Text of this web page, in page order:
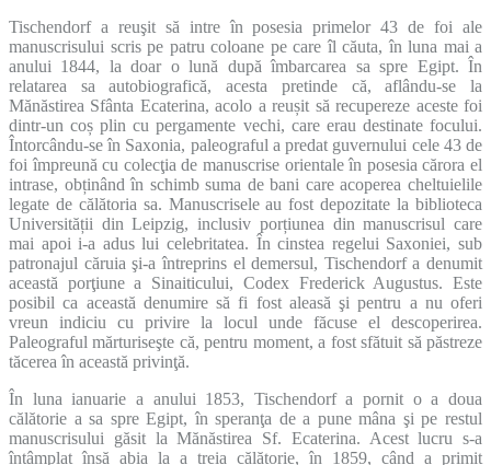
Tischendorf a reuşit să intre în posesia primelor 43 de foi ale
manuscrisului scris pe patru coloane pe care îl căuta, în luna mai a
anului 1844, la doar o lună după îmbarcarea sa spre Egipt. În
relatarea sa autobiografică, acesta pretinde că, aflându-se la
Mănăstirea Sfânta Ecaterina, acolo a reușit să recupereze aceste foi
dintr-un coș plin cu pergamente vechi, care erau destinate focului.
Întorcându-se în Saxonia, paleograful a predat guvernului cele 43 de
foi împreună cu colecţia de manuscrise orientale în posesia cărora el
intrase, obținând în schimb suma de bani care acoperea cheltuielile
legate de călătoria sa. Manuscrisele au fost depozitate la biblioteca
Universității din Leipzig, inclusiv porțiunea din manuscrisul care
mai apoi i-a adus lui celebritatea. În cinstea regelui Saxoniei, sub
patronajul căruia şi-a întreprins el demersul, Tischendorf a denumit
această porţiune a Sinaiticului, Codex Frederick Augustus. Este
posibil ca această denumire să fi fost aleasă şi pentru a nu oferi
vreun indiciu cu privire la locul unde făcuse el descoperirea.
Paleograful mărturiseşte că, pentru moment, a fost sfătuit să păstreze
tăcerea în această privinţă.
În luna ianuarie a anului 1853, Tischendorf a pornit o a doua
călătorie a sa spre Egipt, în speranţa de a pune mâna şi pe restul
manuscrisului găsit la Mănăstirea Sf. Ecaterina. Acest lucru s-a
întâmplat însă abia la a treia călătorie, în 1859, când a primit